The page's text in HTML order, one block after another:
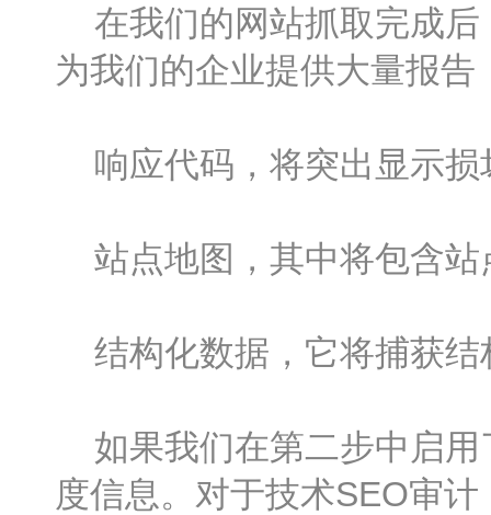
在我们的网站抓取完成后
为我们的企业提供大量报告
响应代码，将突出显示损
站点地图，其中将包含站
结构化数据，它将捕获结
如果我们在第二步中启用
度信息。对于技术SEO审